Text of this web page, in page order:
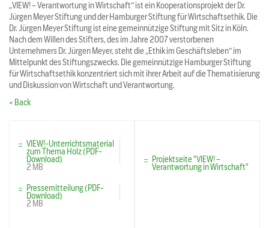
„VIEW! – Verantwortung in Wirtschaft“ ist ein Kooperationsprojekt der Dr.
Jürgen Meyer Stiftung und der Hamburger Stiftung für Wirtschaftsethik. Die
Dr. Jürgen Meyer Stiftung ist eine gemeinnützige Stiftung mit Sitz in Köln.
Nach dem Willen des Stifters, des im Jahre 2007 verstorbenen
Unternehmers Dr. Jürgen Meyer, steht die „Ethik im Geschäftsleben“ im
Mittelpunkt des Stiftungszwecks. Die gemeinnützige Hamburger Stiftung
für Wirtschaftsethik konzentriert sich mit ihrer Arbeit auf die Thematisierung
und Diskussion von Wirtschaft und Verantwortung.
< Back
VIEW!-Unterrichtsmaterial
zum Thema Holz (PDF-
Download)
2 MB
Pressemitteilung (PDF-
Download)
2 MB
Projektseite "VIEW! –
Verantwortung in Wirtschaft"